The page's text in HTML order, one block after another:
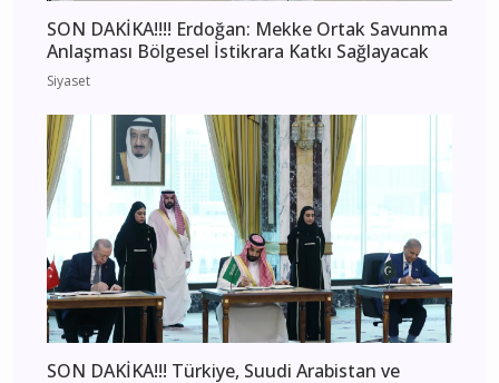
SON DAKİKA!!!! Erdoğan: Mekke Ortak Savunma
Anlaşması Bölgesel İstikrara Katkı Sağlayacak
Siyaset
SON DAKİKA!!! Türkiye, Suudi Arabistan ve